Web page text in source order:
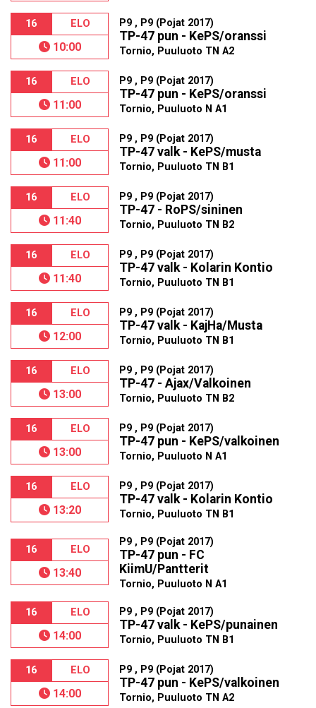
16 ELO
10:00
P9 , P9 (Pojat 2017)
TP-47 pun - KePS/oranssi
Tornio, Puuluoto TN A2
16 ELO
11:00
P9 , P9 (Pojat 2017)
TP-47 pun - KePS/oranssi
Tornio, Puuluoto N A1
16 ELO
11:00
P9 , P9 (Pojat 2017)
TP-47 valk - KePS/musta
Tornio, Puuluoto TN B1
16 ELO
11:40
P9 , P9 (Pojat 2017)
TP-47 - RoPS/sininen
Tornio, Puuluoto TN B2
16 ELO
11:40
P9 , P9 (Pojat 2017)
TP-47 valk - Kolarin Kontio
Tornio, Puuluoto TN B1
16 ELO
12:00
P9 , P9 (Pojat 2017)
TP-47 valk - KajHa/Musta
Tornio, Puuluoto TN B1
16 ELO
13:00
P9 , P9 (Pojat 2017)
TP-47 - Ajax/Valkoinen
Tornio, Puuluoto TN B2
16 ELO
13:00
P9 , P9 (Pojat 2017)
TP-47 pun - KePS/valkoinen
Tornio, Puuluoto N A1
16 ELO
13:20
P9 , P9 (Pojat 2017)
TP-47 valk - Kolarin Kontio
Tornio, Puuluoto TN B1
16 ELO
13:40
P9 , P9 (Pojat 2017)
TP-47 pun - FC
KiimU/Pantterit
Tornio, Puuluoto N A1
16 ELO
14:00
P9 , P9 (Pojat 2017)
TP-47 valk - KePS/punainen
Tornio, Puuluoto TN B1
16 ELO
14:00
P9 , P9 (Pojat 2017)
TP-47 pun - KePS/valkoinen
Tornio, Puuluoto TN A2